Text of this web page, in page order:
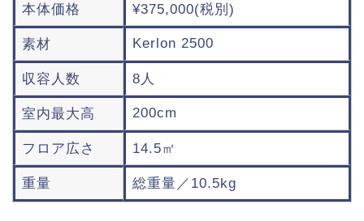
本体価格 ¥375,000(税別)
素材 Kerlon 2500
収容人数 8人
室内最大高 200cm
フロア広さ 14.5㎡
重量 総重量／10.5kg